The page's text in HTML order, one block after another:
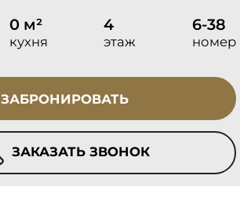
0 м²
кухня
4
этаж
6-38
номер
ЗАБРОНИРОВАТЬ
ЗАКАЗАТЬ ЗВОНОК